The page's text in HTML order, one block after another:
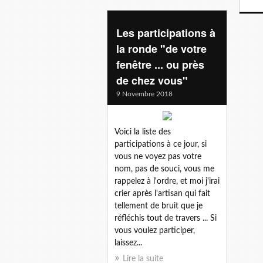
Les participations à
la ronde "de votre
fenêtre ... ou près
de chez vous"
9 Novembre 2018
Voici la liste des
participations à ce jour, si
vous ne voyez pas votre
nom, pas de souci, vous me
rappelez à l'ordre, et moi j'irai
crier après l'artisan qui fait
tellement de bruit que je
réfléchis tout de travers ... Si
vous voulez participer,
laissez...
Lire la suite